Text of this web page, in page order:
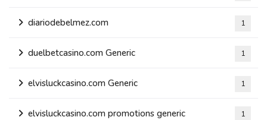
diariodebelmez.com 1
duelbetcasino.com Generic 1
elvisluckcasino.com Generic 1
elvisluckcasino.com promotions generic 1